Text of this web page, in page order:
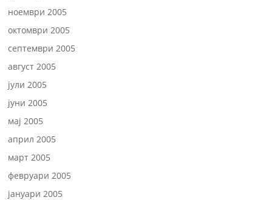
ноември 2005
октомври 2005
септември 2005
август 2005
јули 2005
јуни 2005
мај 2005
април 2005
март 2005
февруари 2005
јануари 2005